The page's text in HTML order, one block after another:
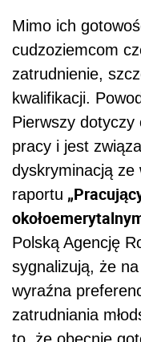
Mimo ich
cudzoziemcom
zatrudnienie,
kwalifikacji.
Pierwszy dotyczy
pracy i jest
dyskryminacją ze
raportu
Polską Agencję
sygnalizują, że
wyraźna
zatrudniania